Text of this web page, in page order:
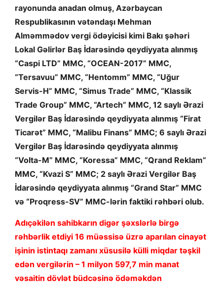
rayonunda anadan olmuş, Azərbaycan
Respublikasının vətəndaşı Mehman
Alməmmədov vergi ödəyicisi kimi Bakı şəhəri
Lokal Gəlirlər Baş İdarəsində qeydiyyata alınmış
“Caspi LTD” MMC, “OCEAN-2017” MMC,
“Tersavuu” MMC, “Hentomm” MMC, “Uğur
Servis-H” MMC, “Simus Trade” MMC, “Klassik
Trade Group” MMC, “Artech” MMC, 12 saylı Ərazi
Vergilər Baş İdarəsində qeydiyyata alınmış “Firat
Ticarət” MMC, “Malibu Finans” MMC; 6 saylı Ərazi
Vergilər Baş İdarəsində qeydiyyata alınmış
“Volta-M” MMC, “Koressa” MMC, “Qrand Reklam”
MMC, “Kvazi S” MMC; 2 saylı Ərazi Vergilər Baş
İdarəsində qeydiyyata alınmış “Grand Star” MMC
və “Proqress-SV” MMC-lərin faktiki rəhbəri olub.
Adıçəkilən sahibkarın digər şəxslərlə birgə
rəhbərlik etdiyi 16 müəssisə üzrə aparılan cinayət
işinin istintaqı zamanı xüsusilə külli miqdar təşkil
edən vergilərin – 1 milyon 597,7 min manat
vəsaitin dövlət büdcəsinə ödəməkdən